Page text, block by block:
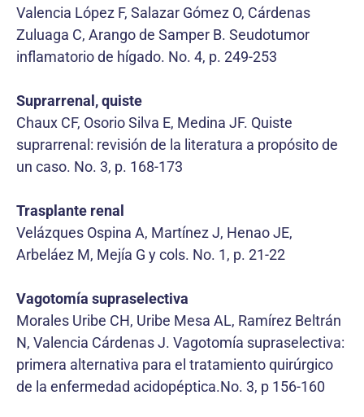
Valencia López F, Salazar Gómez O, Cárdenas
Zuluaga C, Arango de Samper B. Seudotumor
inflamatorio de hígado. No. 4, p. 249-253
Suprarrenal, quiste
Chaux CF, Osorio Silva E, Medina JF. Quiste
suprarrenal: revisión de la literatura a propósito de
un caso. No. 3, p. 168-173
Trasplante renal
Velázques Ospina A, Martínez J, Henao JE,
Arbeláez M, Mejía G y cols. No. 1, p. 21-22
Vagotomía supraselectiva
Morales Uribe CH, Uribe Mesa AL, Ramírez Beltrán
N, Valencia Cárdenas J. Vagotomía supraselectiva:
primera alternativa para el tratamiento quirúrgico
de la enfermedad acidopéptica.No. 3, p 156-160